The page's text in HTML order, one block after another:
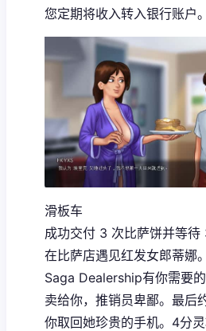
您定期将收入转入银行账户。
滑板车
成功交付 3 次比萨饼并等待
在比萨店遇见红发女郎蒂娜
Saga Dealership有你需要
卖给你，推销员卑鄙。最后
你取回她珍贵的手机。4分